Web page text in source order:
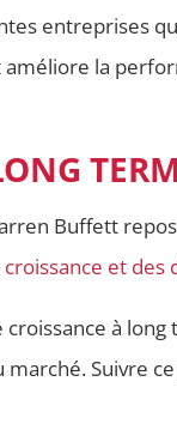
entreprises
améliore la
Buffett
croissance et des
à
Suivre